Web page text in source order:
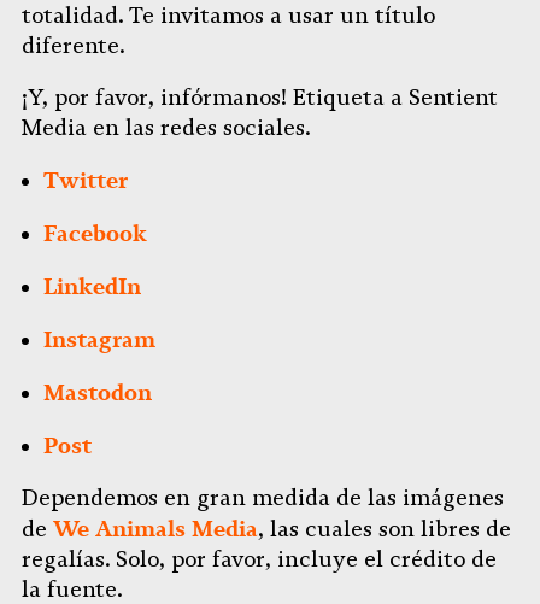
totalidad. Te invitamos a usar un título
diferente.
¡Y, por favor, infórmanos! Etiqueta a Sentient
Media en las redes sociales.
Twitter
Facebook
LinkedIn
Instagram
Mastodon
Post
Dependemos en gran medida de las imágenes
de We Animals Media, las cuales son libres de
regalías. Solo, por favor, incluye el crédito de
la fuente.